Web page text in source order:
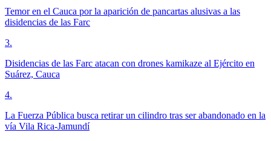
Temor en el Cauca por la aparición de pancartas alusivas a las
disidencias de las Farc
3.
Disidencias de las Farc atacan con drones kamikaze al Ejército en
Suárez, Cauca
4.
La Fuerza Pública busca retirar un cilindro tras ser abandonado en la
vía Vila Rica-Jamundí